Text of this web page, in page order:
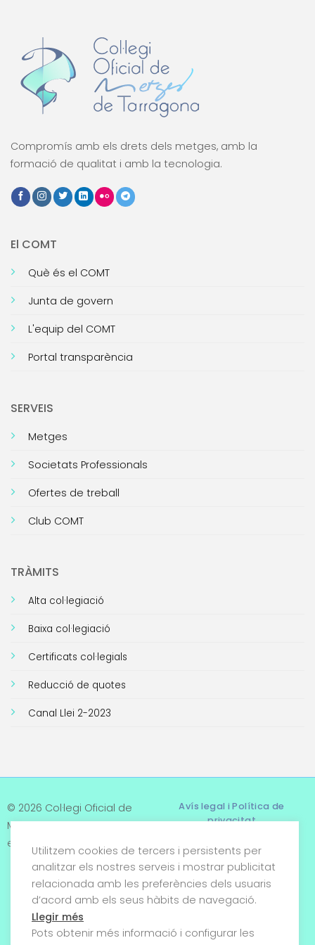
Compromís amb els drets dels metges, amb la
formació de qualitat i amb la tecnologia.
El COMT
Què és el COMT
Junta de govern
L'equip del COMT
Portal transparència
SERVEIS
Metges
Societats Professionals
Ofertes de treball
Club COMT
TRÀMITS
Alta col·legiació
Baixa col·legiació
Certificats col·legials
Reducció de quotes
Canal Llei 2-2023
© 2026 Col·legi Oficial de
Metges de Tarragona. Tots
els drets reservats
Avís legal i Política de
privacitat
Termes i condicions
Política de cookies
Utilitzem cookies de tercers i persistents per
analitzar els nostres serveis i mostrar publicitat
relacionada amb les preferències dels usuaris
d’acord amb els seus hàbits de navegació.
Llegir més
Pots obtenir més informació i configurar les